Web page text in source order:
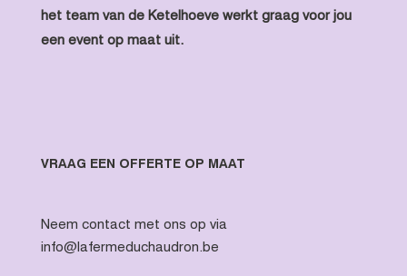
het team van de Ketelhoeve werkt graag voor jou
een event op maat uit.
VRAAG EEN OFFERTE OP MAAT
Neem contact met ons op via
info@lafermeduchaudron.be